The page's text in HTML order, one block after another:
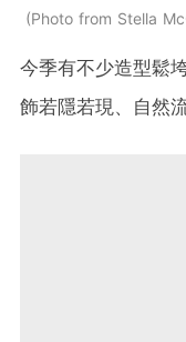
Photo from Stella
今季有不少造型鬆
飾若隱若現、自然